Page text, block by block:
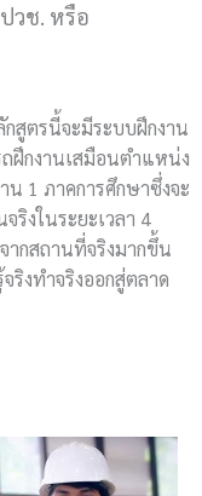
วช. หรือ
สูตรนี้จะมีระบบฝึกงาน
ฝึกงานเสมือนตำแหน่ง
น 1 ภาคการศึกษาซึ่งจะ
ริงในระยะเวลา 4
ากสถานที่จริงมากขึ้น
งทำจริงออกสู่ตลาด